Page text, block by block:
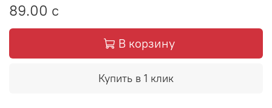
89.00 с
В корзину
Купить в 1 клик